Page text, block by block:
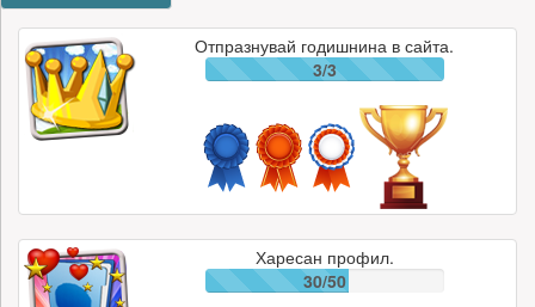
Отпразнувай годишнина в сайта.
3/3
Харесан профил.
30/50